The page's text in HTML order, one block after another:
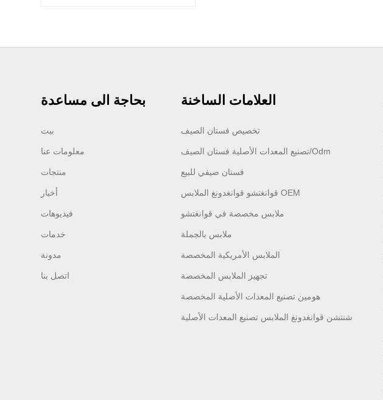
بحاجة الى مساعدة
بيت
معلومات عنا
منتجات
أخبار
فيديوهات
خدمات
مدونة
اتصل بنا
العلامات الساخنة
تخصيص فستان الصيف
تصنيع المعدات الأصلية فستان الصيف/odm
فستان صيفي للبيع
قوانغتشو قوانغدونغ الملابس OEM
ملابس مخصصة في قوانغتشو
ملابس بالجملة
الملابس الأمريكية المخصصة
تجهيز الملابس المخصصة
هومين تصنيع المعدات الأصلية المخصصة
شنتشن قوانغدونغ الملابس تصنيع المعدات الأصلية